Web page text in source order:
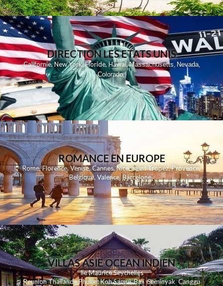
DIRECTION LES ETATS UNIS
Californie,New York,Floride,Hawai,Massachusetts, Nevada,
Colorado,
ROMANCE EN EUROPE
Rome,Florence,Venise,Cannes,Nice,Saint Tropez,Provence,
Belgique,Valence,Barcelone,
VILLAS ASIE OCEAN INDIEN
Ile MauriceSeychelles
ReunionThailandePhuketKohSamui Bali SeminyakCanggu